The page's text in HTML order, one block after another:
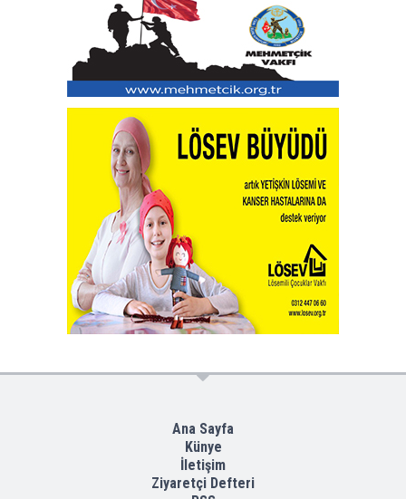
Ana Sayfa
Künye
İletişim
Ziyaretçi Defteri